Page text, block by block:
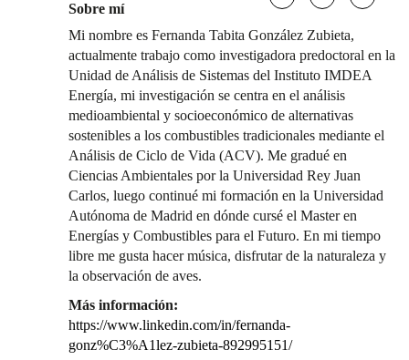
Sobre mí
Mi nombre es Fernanda Tabita González Zubieta,
actualmente trabajo como investigadora predoctoral en la
Unidad de Análisis de Sistemas del Instituto IMDEA
Energía, mi investigación se centra en el análisis
medioambiental y socioeconómico de alternativas
sostenibles a los combustibles tradicionales mediante el
Análisis de Ciclo de Vida (ACV). Me gradué en
Ciencias Ambientales por la Universidad Rey Juan
Carlos, luego continué mi formación en la Universidad
Autónoma de Madrid en dónde cursé el Master en
Energías y Combustibles para el Futuro. En mi tiempo
libre me gusta hacer música, disfrutar de la naturaleza y
la observación de aves.
Más información:
https://www.linkedin.com/in/fernanda-
gonz%C3%A1lez-zubieta-892995151/